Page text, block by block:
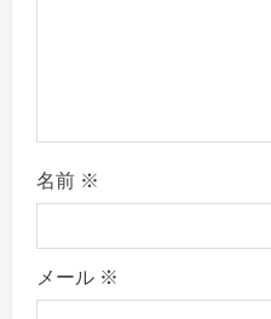
名前 ※
メール ※